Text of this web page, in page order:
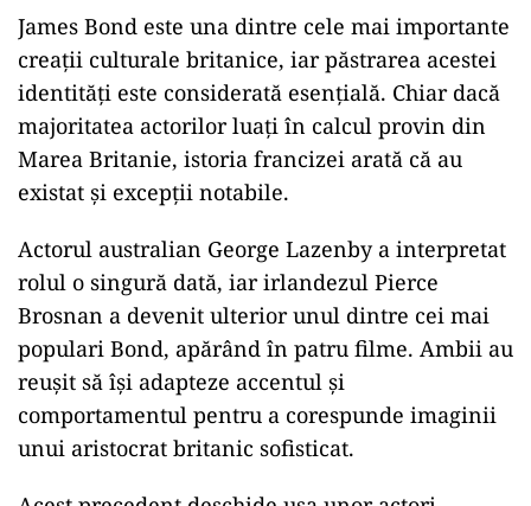
James Bond este una dintre cele mai importante
creații culturale britanice, iar păstrarea acestei
identități este considerată esențială. Chiar dacă
majoritatea actorilor luați în calcul provin din
Marea Britanie, istoria francizei arată că au
existat și excepții notabile.
Actorul australian George Lazenby a interpretat
rolul o singură dată, iar irlandezul Pierce
Brosnan a devenit ulterior unul dintre cei mai
populari Bond, apărând în patru filme. Ambii au
reușit să își adapteze accentul și
comportamentul pentru a corespunde imaginii
unui aristocrat britanic sofisticat.